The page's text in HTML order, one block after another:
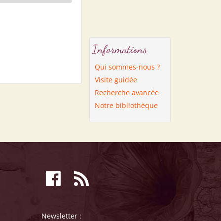
Informations
Qui sommes-nous ?
Visite guidée
Recherche avancée
Notre bibliothèque
Newsletter :